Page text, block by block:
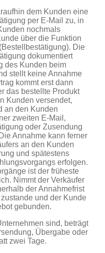
dem Kunden eine
per E-Mail zu, in
nochmals
über die Funktion
Die
dokumentiert
des Kunden beim
stellt keine Annahme
kommt erst dann
das bestellte Produkt
Kunden versendet,
an den Kunden
zweiten E-Mail,
oder Zusendung
Annahme kann ferner
an den Kunden
und spätestens
erfolgen.
ist der früheste
Nimmt der Verkäufer
der Annahmefrist
und der Kunde
gebunden.
sind, beträgt
Übergabe oder
zwei Tage.